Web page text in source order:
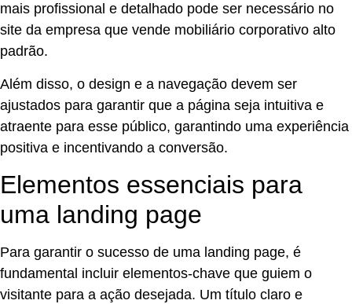
mais profissional e detalhado pode ser necessário no
site da empresa que vende mobiliário corporativo alto
padrão.
Além disso, o design e a navegação devem ser
ajustados para garantir que a página seja intuitiva e
atraente para esse público, garantindo uma experiência
positiva e incentivando a conversão.
Elementos essenciais para
uma landing page
Para garantir o sucesso de uma landing page, é
fundamental incluir elementos-chave que guiem o
visitante para a ação desejada. Um título claro e